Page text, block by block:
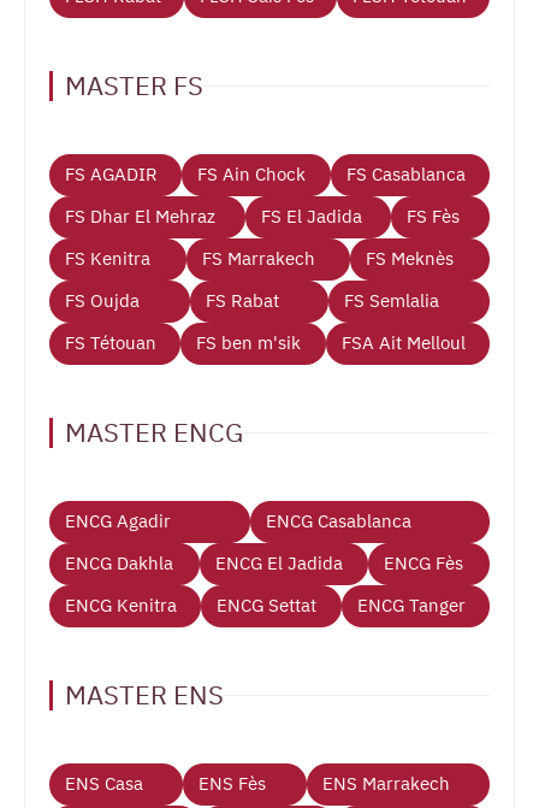
MASTER FS
FS AGADIR FS Ain Chock
FS Casablanca
FS Dhar El Mehraz
FS El Jadida
FS Fès
FS Kenitra
FS Marrakech
FS Meknès
FS Oujda
FS Rabat
FS Semlalia
FS Tétouan
FS ben m'sik FSA Ait Melloul
MASTER ENCG
ENCG Agadir
ENCG Casablanca
ENCG Dakhla
ENCG El Jadida
ENCG Fès
ENCG Kenitra
ENCG Settat ENCG Tanger
MASTER ENS
ENS Casa ENS Fès
ENS Marrakech